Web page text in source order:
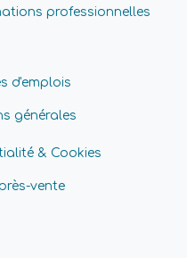
professionnelles
d'emplois
générales
& Cookies
vente